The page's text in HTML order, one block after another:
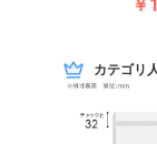
￥
カテゴリ